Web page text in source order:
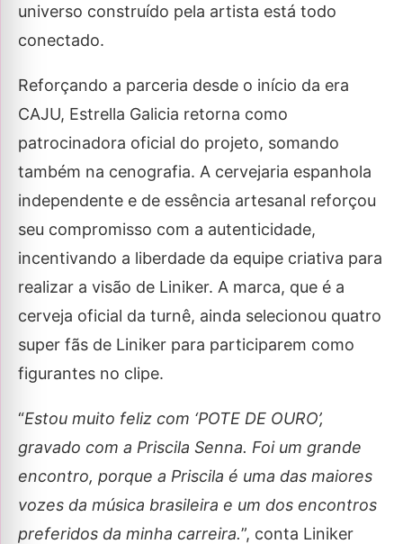
universo construído pela artista está todo
conectado.
Reforçando a parceria desde o início da era
CAJU, Estrella Galicia retorna como
patrocinadora oficial do projeto, somando
também na cenografia. A cervejaria espanhola
independente e de essência artesanal reforçou
seu compromisso com a autenticidade,
incentivando a liberdade da equipe criativa para
realizar a visão de Liniker. A marca, que é a
cerveja oficial da turnê, ainda selecionou quatro
super fãs de Liniker para participarem como
figurantes no clipe.
“Estou muito feliz com ‘POTE DE OURO’,
gravado com a Priscila Senna. Foi um grande
encontro, porque a Priscila é uma das maiores
vozes da música brasileira e um dos encontros
preferidos da minha carreira.”, conta Liniker